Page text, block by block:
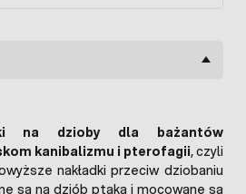
na dzioby dla bażantów
kanibalizmu i pterofagii, czyli
nakładki przeciw dziobaniu
są na dziób ptaka i mocowane są